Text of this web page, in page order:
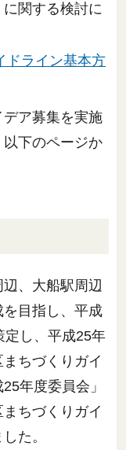
関する検討に
ドライン基本方
ア募集を実施
以下のページか
、大船駅周辺
目指し、平成
定し、平成25年
ちづくりガイ
年度委員会」
ちづくりガイ
た。